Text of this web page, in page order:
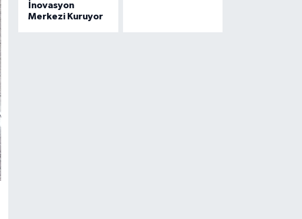
İnovasyon
Merkezi Kuruyor